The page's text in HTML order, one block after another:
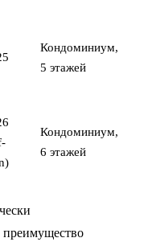
Кондоминиум,
5 этажей
Кондоминиум,
6 этажей
преимущество